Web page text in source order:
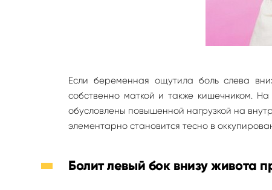
Если беременная ощутила боль слева
собственно маткой и также кишечником.
обусловлены повышенной нагрузкой на
элементарно становится тесно в
Болит левый бок внизу живота